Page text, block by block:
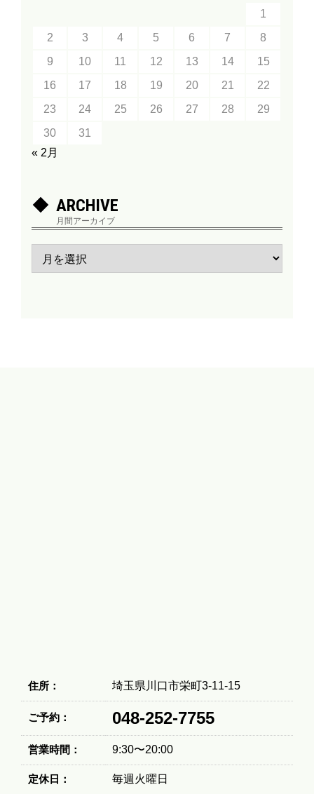
1
2
3 4 5 6 7
8
9
10 11 12 13 14
15
16
17 18 19 20 21
22
23
24 25 26 27 28
29
30
31
« 2月
ARCHIVE
月間アーカイブ
住所： 埼玉県川口市栄町3-11-15
ご予約： 048-252-7755
営業時間： 9:30〜20:00
定休日： 毎週火曜日